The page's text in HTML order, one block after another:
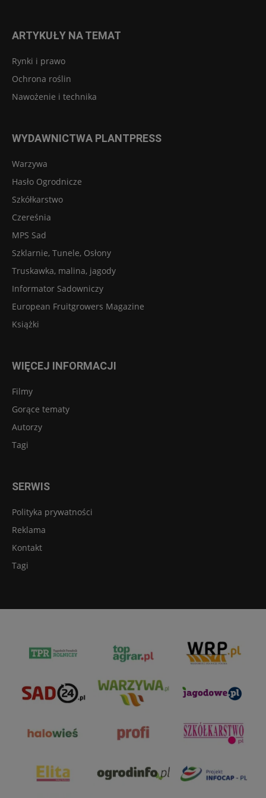
ARTYKUŁY NA TEMAT
Rynki i prawo
Ochrona roślin
Nawożenie i technika
WYDAWNICTWA PLANTPRESS
Warzywa
Hasło Ogrodnicze
Szkółkarstwo
Czereśnia
MPS Sad
Szklarnie, Tunele, Osłony
Truskawka, malina, jagody
Informator Sadowniczy
European Fruitgrowers Magazine
Książki
WIĘCEJ INFORMACJI
Filmy
Gorące tematy
Autorzy
Tagi
SERWIS
Polityka prywatności
Reklama
Kontakt
Tagi